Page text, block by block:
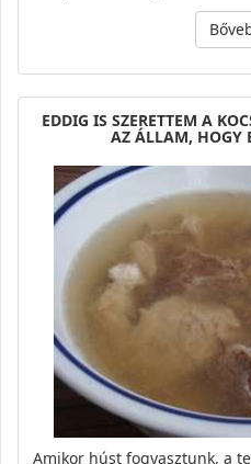
EDDIG IS SZERETTEM A
AZ ÁLLAM, HOGY
Amikor húst fogyasztunk, a